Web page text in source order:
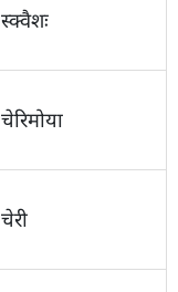
स्क्वैशः
चेरिमोया
चेरी